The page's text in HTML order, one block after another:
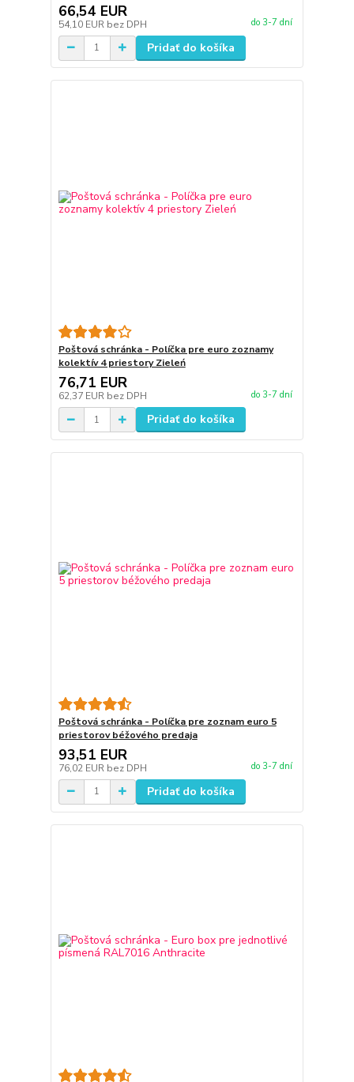
66,54 EUR
54,10 EUR bez DPH do 3-7 dní
Pridať do košíka
Poštová schránka - Políčka pre euro zoznamy
kolektív 4 priestory Zieleń
76,71 EUR
62,37 EUR bez DPH do 3-7 dní
Pridať do košíka
Poštová schránka - Políčka pre zoznam euro 5
priestorov béžového predaja
93,51 EUR
76,02 EUR bez DPH do 3-7 dní
Pridať do košíka